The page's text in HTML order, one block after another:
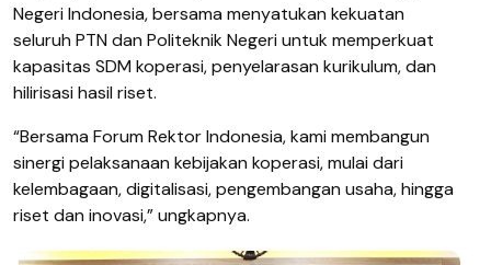
Negeri Indonesia, bersama menyatukan kekuatan
seluruh PTN dan Politeknik Negeri untuk memperkuat
kapasitas SDM koperasi, penyelarasan kurikulum, dan
hilirisasi hasil riset.
“Bersama Forum Rektor Indonesia, kami membangun
sinergi pelaksanaan kebijakan koperasi, mulai dari
kelembagaan, digitalisasi, pengembangan usaha, hingga
riset dan inovasi,” ungkapnya.